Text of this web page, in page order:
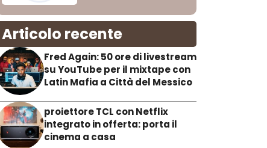
Articolo recente
Fred Again: 50 ore di livestream
su YouTube per il mixtape con
Latin Mafia a Città del Messico
proiettore TCL con Netflix
integrato in offerta: porta il
cinema a casa